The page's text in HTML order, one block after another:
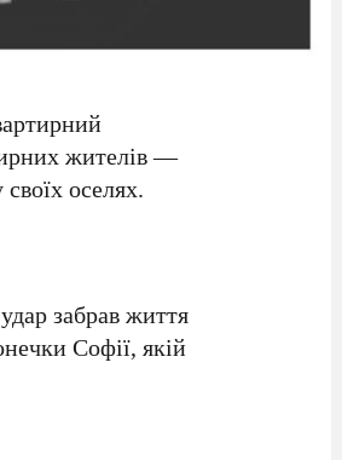
жителів —
оселях.
забрав життя
Софії, якій